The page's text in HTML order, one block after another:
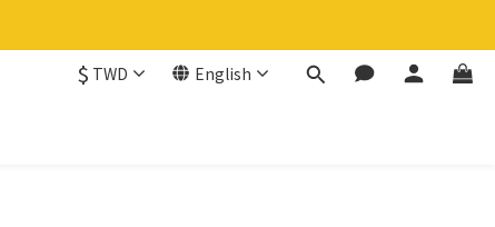
$ TWD English